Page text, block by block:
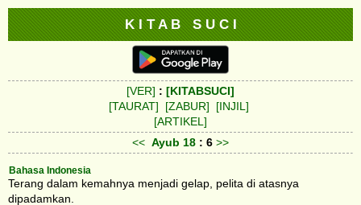
K I T A B S U C I
[VER] : [KITABSUCI]
[TAURAT]
[ZABUR]
[INJIL]
[ARTIKEL]
<< Ayub 18 : 6 >>
Bahasa Indonesia
Terang dalam kemahnya menjadi gelap, pelita di atasnya
dipadamkan.